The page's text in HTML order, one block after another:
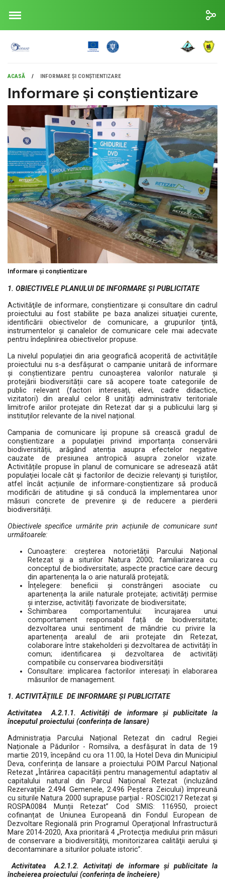
ACASĂ / INFORMARE ȘI CONȘTIENTIZARE
Informare și conștientizare
Informare și conștientizare
1. OBIECTIVELE PLANULUI DE INFORMARE ȘI PUBLICITATE
Activităţile de informare, conștientizare și consultare din cadrul
proiectului au fost stabilite pe baza analizei situaţiei curente,
identificării obiectivelor de comunicare, a grupurilor ţintă,
instrumentelor și canalelor de comunicare cele mai adecvate
pentru îndeplinirea obiectivelor propuse.
La nivelul populației din aria geografică acoperită de activitățile
proiectului nu s-a desfășurat o campanie unitară de informare
și conștientizare pentru cunoașterea valorilor naturale și
protejării biodiversității care să acopere toate categoriile de
public relevant (factori interesați, elevi, cadre didactice,
vizitatori) din arealul celor 8 unități administrativ teritoriale
limitrofe ariilor protejate din Retezat dar și a publicului larg și
instituților relevante de la nivel național.
Campania de comunicare îşi propune să crească gradul de
conştientizare a populaţiei privind importanța conservării
biodiversității, arăgând atenția asupra efectelor negative
cauzate de presiunea antropică asupra zonelor vizate.
Activitățile propuse în planul de comunicare se adresează atât
populaţiei locale cât şi factorilor de decizie relevanţi și turiștilor,
atfel încât acțiunile de informare-conștientizare să producă
modificări de atitudine şi să conducă la implementarea unor
măsuri concrete de prevenire şi de reducere a pierderii
biodiversității.
Obiectivele specifice urmărite prin acțiunile de comunicare sunt
următoarele:
Cunoaștere: creșterea notorietății Parcului Național
Retezat și a siturilor Natura 2000; familiarizarea cu
conceptul de biodiversitate; aspecte practice care decurg
din apartenența la o arie naturală protejată;
Înțelegere: beneficii și constrângeri asociate cu
apartenența la ariile naturale protejate; activități permise
și interzise, activități favorizate de biodiversitate;
Schimbarea comportamentului: încurajarea unui
comportament responsabil față de biodiversitate;
dezvoltarea unui sentiment de mândrie cu privire la
apartenența arealul de arii protejate din Retezat,
colaborare între stakeholderi și dezvoltarea de activități în
comun; identificarea și dezvoltarea de activități
compatibile cu conservarea biodiversității
Consultare: implicarea factorilor interesați în elaborarea
măsurilor de management.
1. ACTIVITĂȚIILE DE INFORMARE ȘI PUBLICITATE
Activitatea A.2.1.1. Activități de informare și publicitate la
începutul proiectului (conferința de lansare)
Administrația Parcului Național Retezat din cadrul Regiei
Naționale a Pădurilor - Romsilva, a desfășurat în data de 19
martie 2019, începând cu ora 11.00, la Hotel Deva din Municipiul
Deva, conferința de lansare a proiectului POIM Parcul Național
Retezat „Întărirea capacității pentru managementul adaptativ al
capitalului natural din Parcul Național Retezat (incluzând
Rezervațiile 2.494 Gemenele, 2.496 Peștera Zeicului) împreună
cu siturile Natura 2000 suprapuse parțial - ROSCI0217 Retezat și
ROSPA0084 Munții Retezat” Cod SMIS: 116950, proiect
cofinanțat de Uniunea Europeană din Fondul European de
Dezvoltare Regională prin Programul Operaţional Infrastructură
Mare 2014-2020, Axa prioritară 4 „Protecţia mediului prin măsuri
de conservare a biodiversităţii, monitorizarea calităţii aerului şi
decontaminare a siturilor poluate istoric”.
Activitatea A.2.1.2. Activitați de informare și publicitate la
încheierea proiectului (conferința de încheiere)